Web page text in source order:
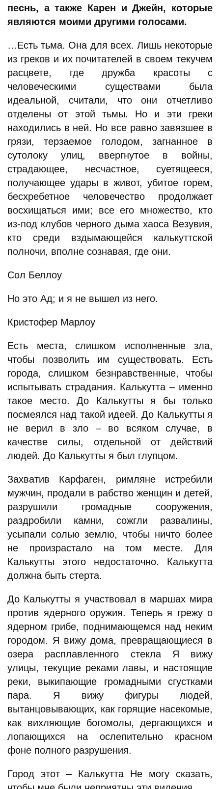
песнь, а также Карен и Джейн, которые
являются моими другими голосами.
…Есть тьма. Она для всех. Лишь некоторые
из греков и их почитателей в своем текучем
расцвете, где дружба красоты с
человеческими существами была
идеальной, считали, что они отчетливо
отделены от этой тьмы. Но и эти греки
находились в ней. Но все равно завязшее в
грязи, терзаемое голодом, загнанное в
сутолоку улиц, ввергнутое в войны,
страдающее, несчастное, суетящееся,
получающее удары в живот, убитое горем,
бесхребетное человечество продолжает
восхищаться ими; все его множество, кто
из-под клубов черного дыма хаоса Везувия,
кто среди вздымающейся калькуттской
полночи, вполне сознавая, где они.
Сол Беллоу
Но это Ад; и я не вышел из него.
Кристофер Марлоу
Есть места, слишком исполненные зла,
чтобы позволить им существовать. Есть
города, слишком безнравственные, чтобы
испытывать страдания. Калькутта – именно
такое место. До Калькутты я бы только
посмеялся над такой идеей. До Калькутты я
не верил в зло – во всяком случае, в
качестве силы, отдельной от действий
людей. До Калькутты я был глупцом.
Захватив Карфаген, римляне истребили
мужчин, продали в рабство женщин и детей,
разрушили громадные сооружения,
раздробили камни, сожгли развалины,
усыпали солью землю, чтобы ничто более
не произрастало на том месте. Для
Калькутты этого недостаточно. Калькутта
должна быть стерта.
До Калькутты я участвовал в маршах мира
против ядерного оружия. Теперь я грежу о
ядерном грибе, поднимающемся над неким
городом. Я вижу дома, превращающиеся в
озера расплавленного стекла Я вижу
улицы, текущие реками лавы, и настоящие
реки, выкипающие громадными сгустками
пара. Я вижу фигуры людей,
вытанцовывающих, как горящие насекомые,
как вихляющие богомолы, дергающихся и
лопающихся на ослепительно красном
фоне полного разрушения.
Город этот – Калькутта Не могу сказать,